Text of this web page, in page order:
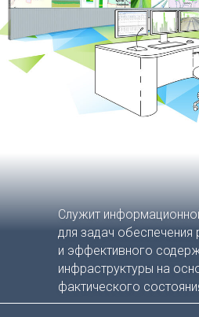
Служит
для задач обеспечения
и эффективного
инфраструктуры на
фактического